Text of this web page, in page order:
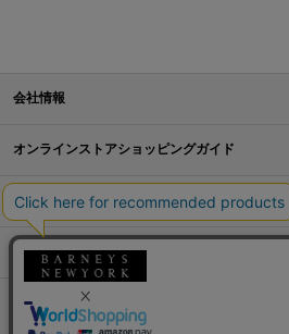
会社情報
オンラインストアショッピングガイド
店舗情報
サービス